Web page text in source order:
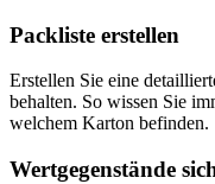
Packliste erstellen
Erstellen Sie eine
behalten. So wissen Sie
welchem Karton befinden.
Wertgegenstände